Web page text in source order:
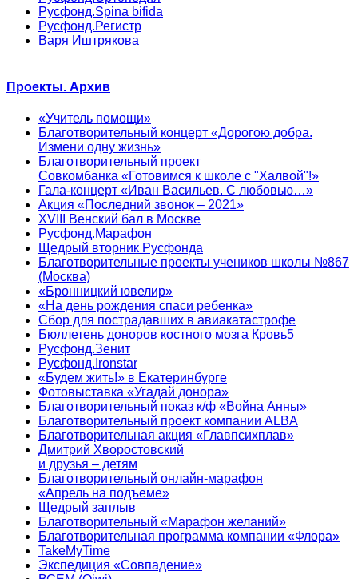
Русфонд.Spina bifida
Русфонд.Регистр
Варя Иштрякова
Проекты. Архив
«Учитель помощи»
Благотворительный концерт «Дорогою добра.
Измени одну жизнь»
Благотворительный проект
Совкомбанка «Готовимся к школе с "Халвой"!»
Гала-концерт «Иван Васильев. С любовью…»
Акция «Последний звонок – 2021»
XVIII Венский бал в Москве
Русфонд.Марафон
Щедрый вторник Русфонда
Благотворительные проекты учеников школы №867
(Москва)
«Бронницкий ювелир»
«На день рождения спаси ребенка»
Сбор для пострадавших в авиакатастрофе
Бюллетень доноров костного мозга Кровь5
Русфонд.Зенит
Русфонд.Ironstar
«Будем жить!» в Екатеринбурге
Фотовыставка «Угадай донора»
Благотворительный показ к/ф «Война Анны»
Благотворительный проект компании ALBA
Благотворительная акция «Главпсихплав»
Дмитрий Хворостовский
и друзья – детям
Благотворительный онлайн‑марафон
«Апрель на подъеме»
Щедрый заплыв
Благотворительный «Марафон желаний»
Благотворительная программа компании «Флора»
TakeMyTime
Экспедиция «Совпадение»